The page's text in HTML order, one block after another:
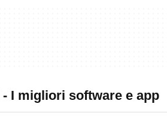
I migliori software e app